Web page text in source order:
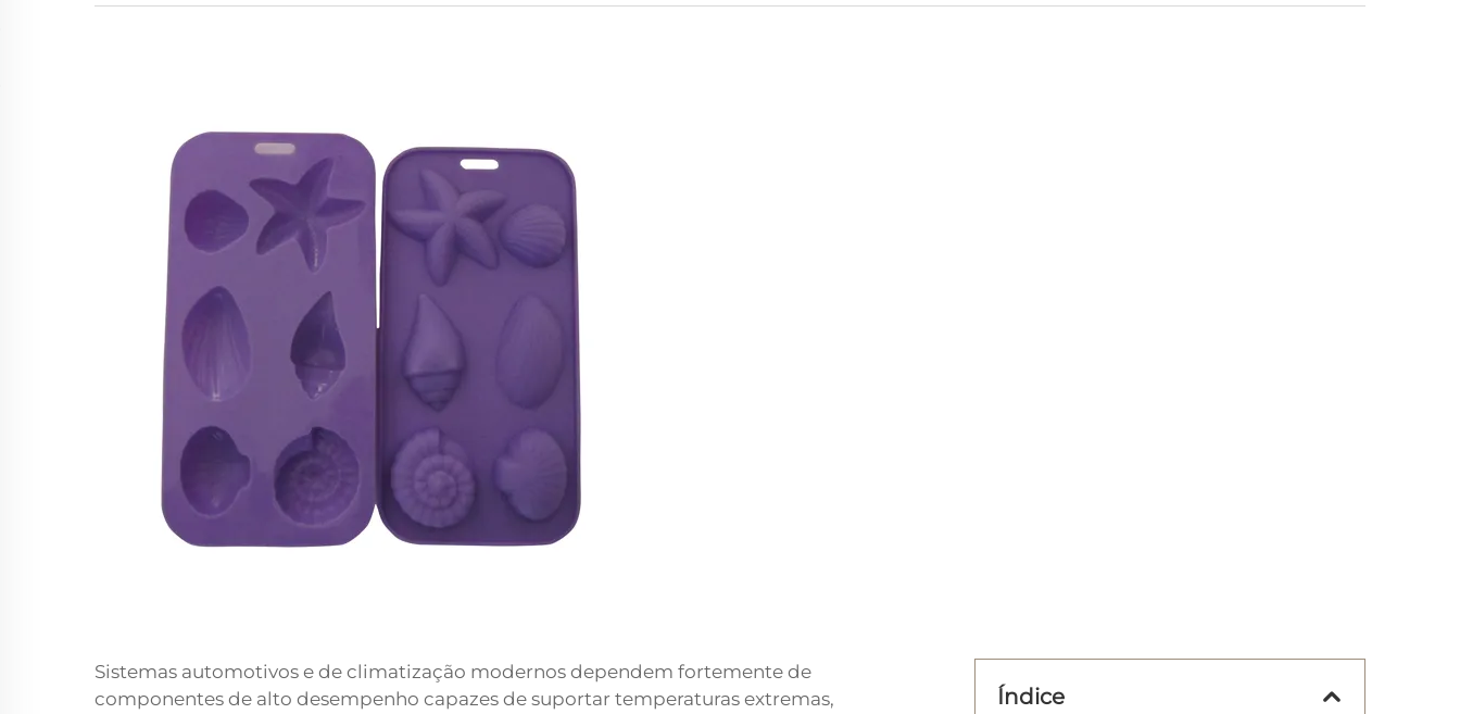
Sistemas automotivos e de climatização modernos dependem fortemente de
componentes de alto desempenho capazes de suportar temperaturas extremas,
Índice